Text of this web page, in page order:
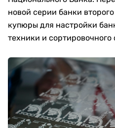
новой серии банки
купюры для настройки
техники и сортировочного